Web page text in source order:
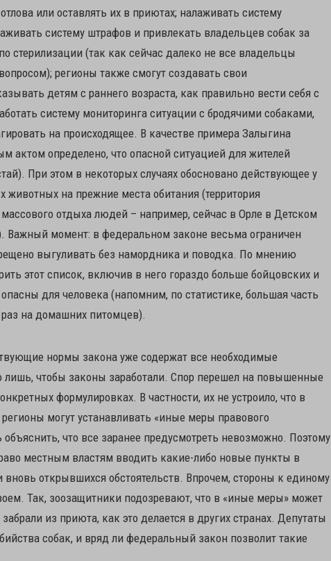
или оставлять их в приютах; налаживать систему
систему штрафов и привлекать владельцев собак за
стерилизации (так как сейчас далеко не все владельцы
регионы также смогут создавать свои
детям с раннего возраста, как правильно вести себя с
систему мониторинга ситуации с бродячими собаками,
на происходящее. В качестве примера Залыгина
актом определено, что опасной ситуацией для жителей
При этом в некоторых случаях обосновано действующее у
на прежние места обитания (территория
отдыха людей – например, сейчас в Орле в Детском
Важный момент: в федеральном законе весьма ограничен
выгуливать без намордника и поводка. По мнению
этот список, включив в него гораздо больше бойцовских и
для человека (напомним, по статистике, большая часть
на домашних питомцев).
нормы закона уже содержат все необходимые
чтобы законы заработали. Спор перешел на повышенные
формулировках. В частности, их не устроило, что в
могут устанавливать «иные меры правового
что все заранее предусмотреть невозможно. Поэтому
местным властям вводить какие-либо новые пункты в
открывшихся обстоятельств. Впрочем, стороны к единому
Так, зоозащитники подозревают, что в «иные меры» может
из приюта, как это делается в других странах. Депутаты
собак, и вряд ли федеральный закон позволит такие